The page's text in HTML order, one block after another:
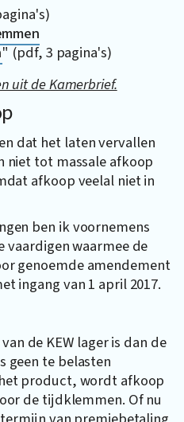
" (pdf, 3 pagina's)
uit de Kamerbrief.
dat het laten vervallen
niet tot massale afkoop
afkoop veelal niet in
ben ik voornemens
waarmee de
genoemde amendement
ingang van 1 april 2017.
de KEW lager is dan de
geen te belasten
product, wordt afkoop
de tijdklemmen. Of nu